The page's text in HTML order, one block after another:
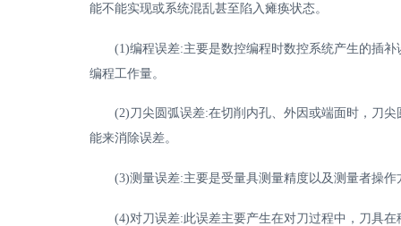
能不能实现或系统混乱甚至陷入瘫痪状态。
(1)编程误差:主要是数控编程时数控系统产生的插
编程工作量。
(2)刀尖圆弧误差:在切削内孔、外因或端面时，刀
能来消除误差。
(3)测量误差:主要是受量具测量精度以及测量者操
(4)对刀误差:此误差主要产生在对刀过程中，刀具